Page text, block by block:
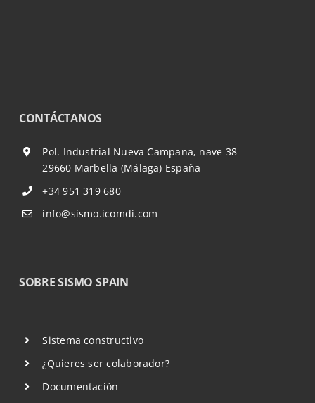
SOBRE SISMO SPAIN
Sistema constructivo
¿Quieres ser colaborador?
Documentación
CONTÁCTANOS
Pol. Industrial Nueva Campana, nave 38
29660 Marbella (Málaga) España
+34 951 319 680
info@sismo.icomdi.com